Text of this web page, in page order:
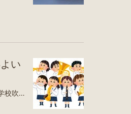
い
今日は娘の吹奏楽コンクール当日🎺✨前回、市内の中学校吹奏楽部による発表会で同じ曲を聴いていたこともあり、「コンクールは見に行かなくてもいいかな」と正直悩んでいました。それでも念のため仕事はお休みに。抽選で演奏時間が決まったあと、「やっぱり行くのはやめようかな」と思っていたのですが…なんと前日になって娘から、「終わったらホールまで迎えに来てほしい！」とまさかのリクエスト😳職場からも通勤圏内なので電車代はかからないし、どうせ迎えに行くなら演奏も見ようかなと思い、チケットをチェック。吹奏楽コンクールは入場券が必要で1,000円💦でもまだ購入できそうだったので、娘を学校へ送ったあとにセブンでチケットを買う予定です😊娘たちは学校に集合して約1時間半練習したあと、みんなでバスと電車に乗って会場へ向かうそうです🚃学校のみんなと帰ると最寄り駅に着くのは夜8時前💦親と帰る場合は結果発表を見ずに帰るため、夕方6時頃には解散できるそう。2時間くらいしか変わらないけれど、娘は「みんなとは別で帰りたい」らしいです😂そして、このコンクールが終わればようやく一区切り！明日の片付けが終われば、娘もやっと夏休みらしい夏休みです（笑）とはいえ、学校の宿題に塾の宿題…。やることは山積み😅正直、この夏はチャレンジまで手が回らない気もしていて、塾に通うならやめようかとも考えています。でも娘は、「定期考査ではチャレンジがすごく役に立ったからやめたくない」とのこと。確かに今回の定期考査では成果も感じられたので、悩ましいところです🤔しかも塾の最上位クラスは定期考査対策を一切しない方針らしく…。だ、大丈夫かな？👀💦でも、意欲の高い子たちの中で勉強すれば、「自分も頑張らなきゃ」という気持ちが自然と育つこともあるはず。娘の少しのんびりなペースが、いい刺激を受けて変わってくれたらいいなと思っています。先日の模試の結果も出ているようですが、仕事中で塾からの電話に出られず、まだ詳しい内容は聞けていません💦娘も「何点だったんだろう？」と気になっている様子。今日中に連絡が来るといいな😊夏休みも残り約3週間。遊ぶ時間は決して多くないけれど、このあとには軽井沢旅行と京都旅行という楽しみも待っています✨勉強も部活も頑張った分、思いっきり遊んで、いい夏の思い出をたくさん作ってほしいなと思います😊ゆとりろ軽井沢ホテル楽天トラベル奥軽井沢温泉 ホテルグリーンプラザ軽井沢楽天トラベル都シティ 近鉄京都駅（旧：ホテル近鉄京都駅）楽天トラベル都ホテル京都八条楽天トラベル令和7年産 国内産 ほほえみ米 5kg / 10kg お米 米 送料無料 白米 おいしい ごはん 10キロ 5キロ こめた こめた楽天市場店楽天市場${EVENT_LABEL_01_TEXT}Amazonギフトカード チャージタイプAmazon（アマゾン）